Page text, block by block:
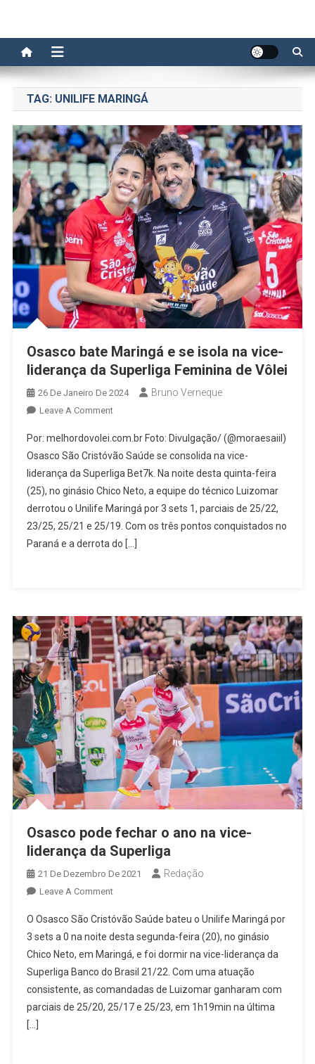
TAG: UNILIFE MARINGÁ
Osasco bate Maringá e se isola na vice-
liderança da Superliga Feminina de Vôlei
26 De Janeiro De 2024 Bruno Verneque
Leave A CommentOn
Bate
Maringá
E
Se
Isola
Na
Vice-
De
Vôlei
Por: melhordovolei.com.br Foto: Divulgação/ (@moraesaiil)
Osasco São Cristóvão Saúde se consolida na vice-
liderança da Superliga Bet7k. Na noite desta quinta-feira
(25), no ginásio Chico Neto, a equipe do técnico Luizomar
derrotou o Unilife Maringá por 3 sets 1, parciais de 25/22,
23/25, 25/21 e 25/19. Com os três pontos conquistados no
Paraná e a derrota do […]
Osasco pode fechar o ano na vice-
liderança da Superliga
21 De Dezembro De 2021 Redação
Leave A CommentOn
Pode
Fechar
O
Ano
Na
Vice-
O Osasco São Cristóvão Saúde bateu o Unilife Maringá por
3 sets a 0 na noite desta segunda-feira (20), no ginásio
Chico Neto, em Maringá, e foi dormir na vice-liderança da
Superliga Banco do Brasil 21/22. Com uma atuação
consistente, as comandadas de Luizomar ganharam com
parciais de 25/20, 25/17 e 25/23, em 1h19min na última
[…]